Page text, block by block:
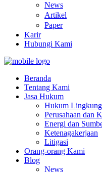
News
Artikel
Paper
Karir
Hubungi Kami
Beranda
Tentang Kami
Jasa Hukum
Hukum
Perusahaan dan
Energi dan
Ketenagakerjaan
Litigasi
Orang-orang Kami
Blog
News